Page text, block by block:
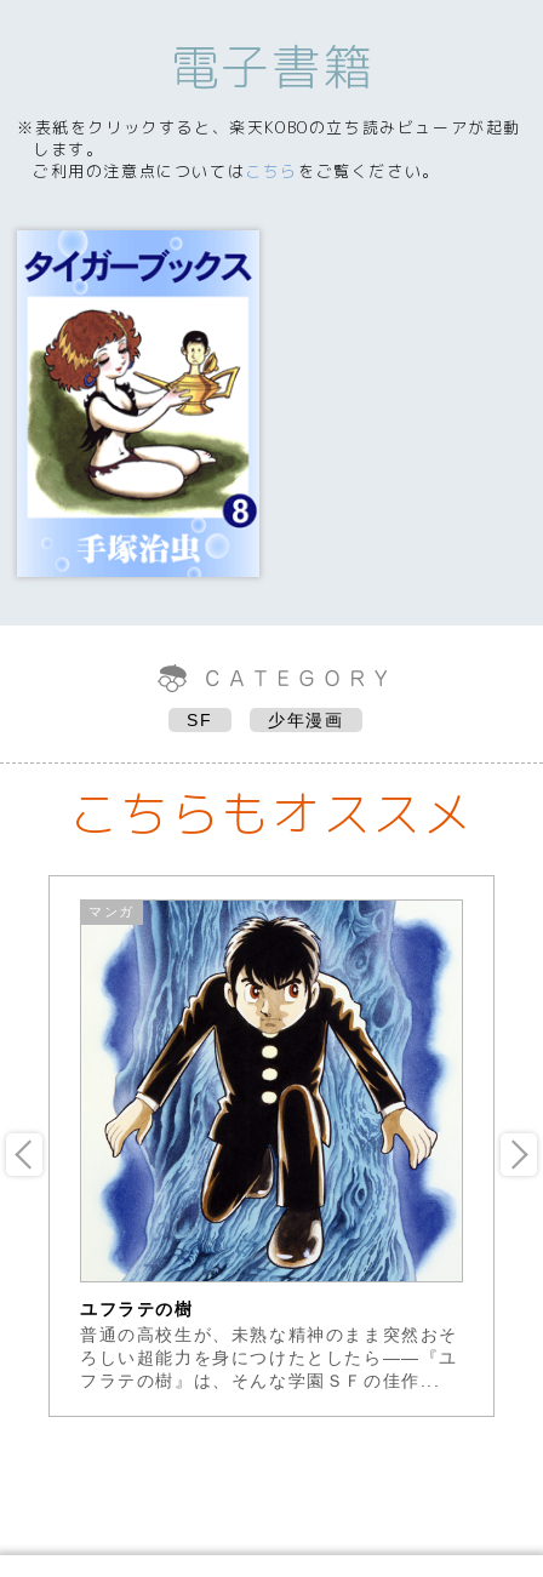
電子書籍
※表紙をクリックすると、楽天KOBOの立ち読みビューアが起動
します。
ご利用の注意点については こちら をご覧ください。
SF 少年漫画
こちらもオススメ
マンガ
ユフラテの樹
普通の高校生が、未熟な精神のまま突然おそ
ろしい超能力を身につけたとしたら——『ユ
フラテの樹』は、そんな学園ＳＦの佳作...